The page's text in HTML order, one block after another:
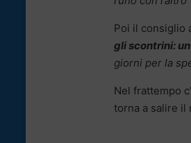
Poi il consiglio
gli scontrini:
giorni per la
Nel frattempo
torna a salire il